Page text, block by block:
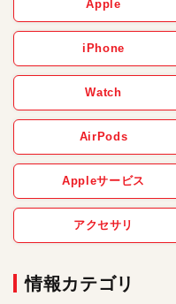
Apple
iPhone
Watch
AirPods
Appleサービス
アクセサリ
情報カテゴリ